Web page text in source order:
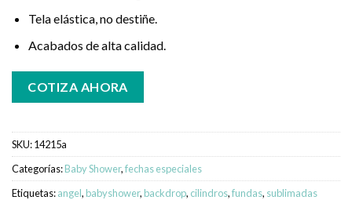
Tela elástica, no destiñe.
Acabados de alta calidad.
COTIZA AHORA
SKU:14215a
Categorías:Baby Shower,fechas especiales
Etiquetas:angel, babyshower, backdrop, cilindros,fundas, sublimadas